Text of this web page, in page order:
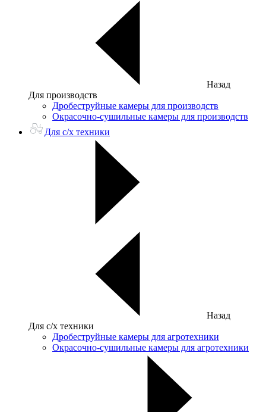
Назад
Для производств
Дробеструйные камеры для производств
Окрасочно-сушильные камеры для производств
Для с/х техники
Назад
Для с/х техники
Дробеструйные камеры для агротехники
Окрасочно-сушильные камеры для агротехники